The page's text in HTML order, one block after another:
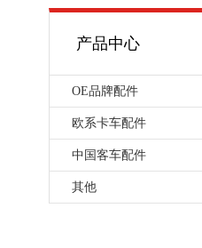
产品中心
OE品牌配件
欧系卡车配件
中国客车配件
其他